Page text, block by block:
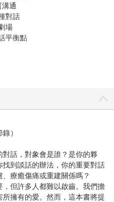
通
對話
場
平衡點
）
話，對象會是誰？是你的夥
到談話的辦法，你的重要對話
療癒傷痛或重建關係嗎？
但許多人都難以啟齒。我們擔
擁有的愛。然而，這本書將提